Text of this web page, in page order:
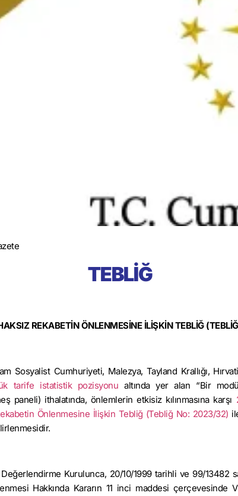
TEBLİĞ
REKABETİN ÖNLENMESİNE İLİŞKİN TEBLİĞ
Sosyalist Cumhuriyeti, Malezya, Tayland Krallığı,
tarife istatistik pozisyonu altında yer alan “Bir
paneli) ithalatında, önlemlerin etkisiz kılınmasına karşı
Önlenmesine İlişkin Tebliğ (Tebliğ No: 2023/32)
Kurulunca, 20/10/1999 tarihli ve 99/13482
Hakkında Kararın 11 inci maddesi çerçevesinde